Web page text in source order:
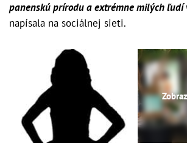
panenskú prírodu a extrémne milých ľudí
napísala na sociálnej sieti.